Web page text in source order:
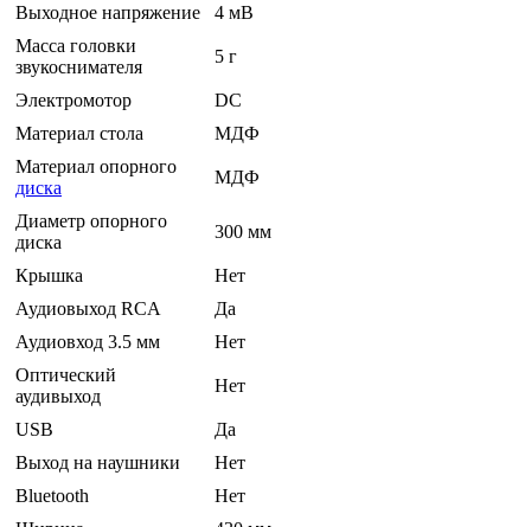
Выходное напряжение
4 мВ
Масса головки
звукоснимателя
5 г
Электромотор
DC
Материал стола
МДФ
Материал опорного
диска
МДФ
Диаметр опорного
диска
300 мм
Крышка
Нет
Аудиовыход RCA
Да
Аудиовход 3.5 мм
Нет
Оптический
аудивыход
Нет
USB
Да
Выход на наушники
Нет
Bluetooth
Нет